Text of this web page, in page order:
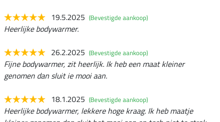
19.5.2025 (Bevestigde aankoop)
Heerlijke bodywarmer.
26.2.2025 (Bevestigde aankoop)
Fijne bodywarmer, zit heerlijk. Ik heb een maat kleiner
genomen dan sluit ie mooi aan.
18.1.2025 (Bevestigde aankoop)
Heerlijke bodywarmer, lekkere hoge kraag. Ik heb maatje